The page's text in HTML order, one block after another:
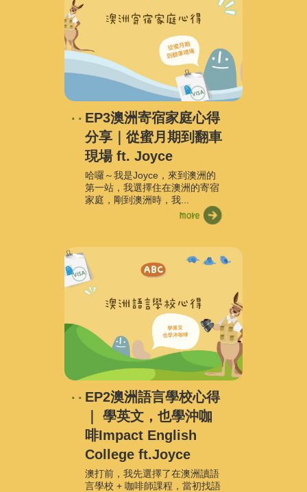
EP3澳洲寄宿家庭心得
分享｜從蜜月期到翻車
現場 ft. Joyce
哈囉～我是Joyce，來到澳洲的
第一站，我選擇住在澳洲的寄宿
家庭，剛到澳洲時，我...
EP2澳洲語言學校心得
｜ 學英文，也學沖咖
啡Impact English
College ft.Joyce
澳打前，我先選擇了在澳洲讀語
言學校 + 咖啡師課程，當初找語